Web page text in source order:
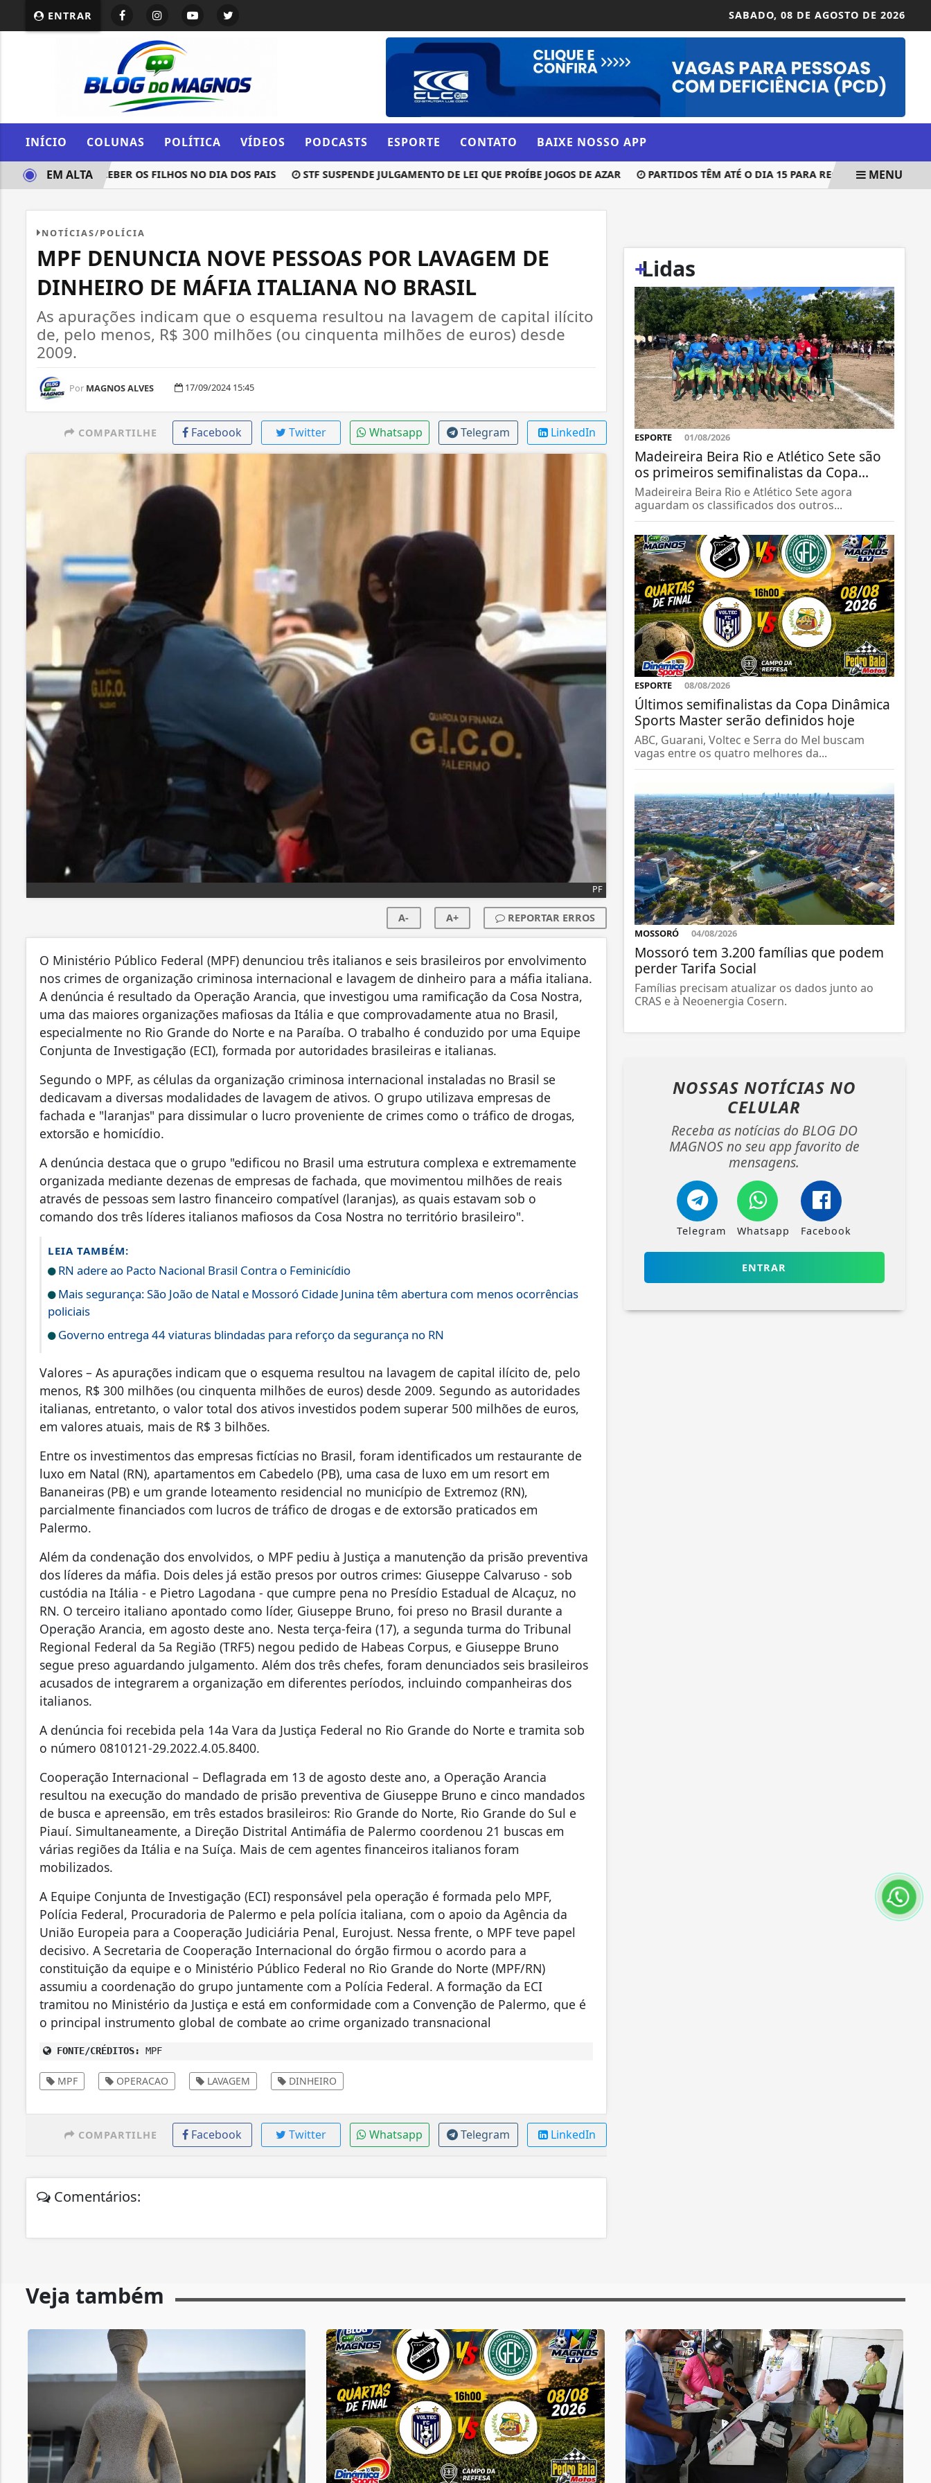
ENTRAR SABADO, 08 DE AGOSTO DE 2026
INÍCIO COLUNAS POLÍTICA VÍDEOS PODCASTS ESPORTE CONTATO BAIXE NOSSO APP
STF PARA RECEBER OS FILHOS NO DIA DOS PAIS STF SUSPENDE JULGAMENTO DE LEI QUE PROÍBE JOGOS DE AZAR PARTIDOS TÊM ATÉ O DIA 15 PARA REGISTRAREM
EM ALTA MENU
NOTÍCIAS/POLÍCIA
MPF DENUNCIA NOVE PESSOAS POR LAVAGEM DE
DINHEIRO DE MÁFIA ITALIANA NO BRASIL
As apurações indicam que o esquema resultou na lavagem de capital ilícito
de, pelo menos, R$ 300 milhões (ou cinquenta milhões de euros) desde
2009.
Por MAGNOS ALVES 17/09/2024 15:45
COMPARTILHE Facebook Twitter Whatsapp Telegram LinkedIn
PF
A- A+ REPORTAR ERROS
O Ministério Público Federal (MPF) denunciou três italianos e seis brasileiros por envolvimento
nos crimes de organização criminosa internacional e lavagem de dinheiro para a máfia italiana.
A denúncia é resultado da Operação Arancia, que investigou uma ramificação da Cosa Nostra,
uma das maiores organizações mafiosas da Itália e que comprovadamente atua no Brasil,
especialmente no Rio Grande do Norte e na Paraíba. O trabalho é conduzido por uma Equipe
Conjunta de Investigação (ECI), formada por autoridades brasileiras e italianas.
Segundo o MPF, as células da organização criminosa internacional instaladas no Brasil se
dedicavam a diversas modalidades de lavagem de ativos. O grupo utilizava empresas de
fachada e "laranjas" para dissimular o lucro proveniente de crimes como o tráfico de drogas,
extorsão e homicídio.
A denúncia destaca que o grupo "edificou no Brasil uma estrutura complexa e extremamente
organizada mediante dezenas de empresas de fachada, que movimentou milhões de reais
através de pessoas sem lastro financeiro compatível (laranjas), as quais estavam sob o
comando dos três líderes italianos mafiosos da Cosa Nostra no território brasileiro".
LEIA TAMBÉM:
RN adere ao Pacto Nacional Brasil Contra o Feminicídio
Mais segurança: São João de Natal e Mossoró Cidade Junina têm abertura com menos ocorrências
policiais
Governo entrega 44 viaturas blindadas para reforço da segurança no RN
Valores – As apurações indicam que o esquema resultou na lavagem de capital ilícito de, pelo
menos, R$ 300 milhões (ou cinquenta milhões de euros) desde 2009. Segundo as autoridades
italianas, entretanto, o valor total dos ativos investidos podem superar 500 milhões de euros,
em valores atuais, mais de R$ 3 bilhões.
Entre os investimentos das empresas fictícias no Brasil, foram identificados um restaurante de
luxo em Natal (RN), apartamentos em Cabedelo (PB), uma casa de luxo em um resort em
Bananeiras (PB) e um grande loteamento residencial no município de Extremoz (RN),
parcialmente financiados com lucros de tráfico de drogas e de extorsão praticados em
Palermo.
Além da condenação dos envolvidos, o MPF pediu à Justiça a manutenção da prisão preventiva
dos líderes da máfia. Dois deles já estão presos por outros crimes: Giuseppe Calvaruso - sob
custódia na Itália - e Pietro Lagodana - que cumpre pena no Presídio Estadual de Alcaçuz, no
RN. O terceiro italiano apontado como líder, Giuseppe Bruno, foi preso no Brasil durante a
Operação Arancia, em agosto deste ano. Nesta terça-feira (17), a segunda turma do Tribunal
Regional Federal da 5a Região (TRF5) negou pedido de Habeas Corpus, e Giuseppe Bruno
segue preso aguardando julgamento. Além dos três chefes, foram denunciados seis brasileiros
acusados de integrarem a organização em diferentes períodos, incluindo companheiras dos
italianos.
A denúncia foi recebida pela 14a Vara da Justiça Federal no Rio Grande do Norte e tramita sob
o número 0810121-29.2022.4.05.8400.
Cooperação Internacional – Deflagrada em 13 de agosto deste ano, a Operação Arancia
resultou na execução do mandado de prisão preventiva de Giuseppe Bruno e cinco mandados
de busca e apreensão, em três estados brasileiros: Rio Grande do Norte, Rio Grande do Sul e
Piauí. Simultaneamente, a Direção Distrital Antimáfia de Palermo coordenou 21 buscas em
várias regiões da Itália e na Suíça. Mais de cem agentes financeiros italianos foram
mobilizados.
A Equipe Conjunta de Investigação (ECI) responsável pela operação é formada pelo MPF,
Polícia Federal, Procuradoria de Palermo e pela polícia italiana, com o apoio da Agência da
União Europeia para a Cooperação Judiciária Penal, Eurojust. Nessa frente, o MPF teve papel
decisivo. A Secretaria de Cooperação Internacional do órgão firmou o acordo para a
constituição da equipe e o Ministério Público Federal no Rio Grande do Norte (MPF/RN)
assumiu a coordenação do grupo juntamente com a Polícia Federal. A formação da ECI
tramitou no Ministério da Justiça e está em conformidade com a Convenção de Palermo, que é
o principal instrumento global de combate ao crime organizado transnacional
FONTE/CRÉDITOS: MPF
MPF OPERACAO LAVAGEM DINHEIRO
COMPARTILHE Facebook Twitter Whatsapp Telegram LinkedIn
Comentários:
+
Lidas
ESPORTE 01/08/2026
Madeireira Beira Rio e Atlético Sete são
os primeiros semifinalistas da Copa...
Madeireira Beira Rio e Atlético Sete agora
aguardam os classificados dos outros...
ESPORTE 08/08/2026
Últimos semifinalistas da Copa Dinâmica
Sports Master serão definidos hoje
ABC, Guarani, Voltec e Serra do Mel buscam
vagas entre os quatro melhores da...
MOSSORÓ 04/08/2026
Mossoró tem 3.200 famílias que podem
perder Tarifa Social
Famílias precisam atualizar os dados junto ao
CRAS e à Neoenergia Cosern.
NOSSAS NOTÍCIAS NO
CELULAR
Receba as notícias do BLOG DO
MAGNOS no seu app favorito de
mensagens.
Telegram Whatsapp Facebook
ENTRAR
Veja também